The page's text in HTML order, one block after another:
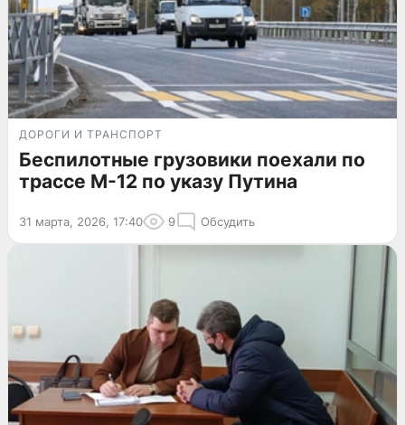
ДОРОГИ И ТРАНСПОРТ
Беспилотные грузовики поехали по
трассе М-12 по указу Путина
31 марта, 2026, 17:40 9 Обсудить